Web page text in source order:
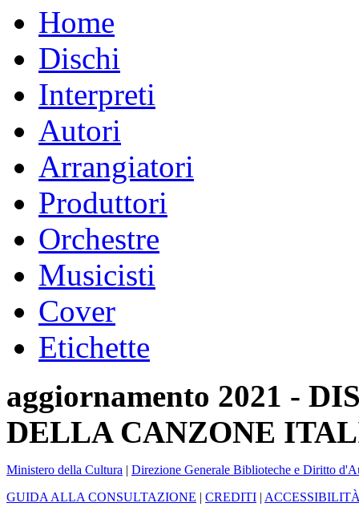
Home
Dischi
Interpreti
Autori
Arrangiatori
Produttori
Orchestre
Musicisti
Cover
Etichette
aggiornamento 2021 -
DELLA CANZONE
Ministero della Cultura | Direzione Generale Biblioteche e Diritto
GUIDA ALLA CONSULTAZIONE | CREDITI |